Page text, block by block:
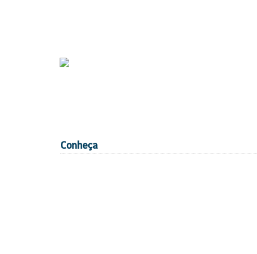
Conheça